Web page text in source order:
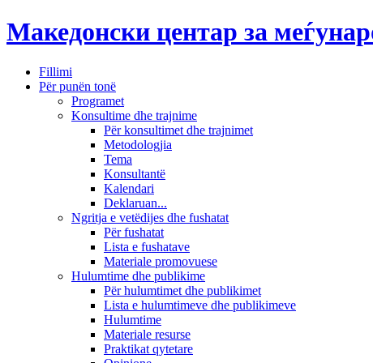
Македонски центар за
Fillimi
Për punën tonë
Programet
Konsultime dhe trajnime
Për konsultimet dhe trajnimet
Metodologjia
Tema
Konsultantë
Kalendari
Deklaruan...
Ngritja e vetëdijes dhe fushatat
Për fushatat
Lista e fushatave
Materiale promovuese
Hulumtime dhe publikime
Për hulumtimet dhe publikimet
Lista e hulumtimeve dhe publikimeve
Hulumtime
Materiale resurse
Praktikat qytetare